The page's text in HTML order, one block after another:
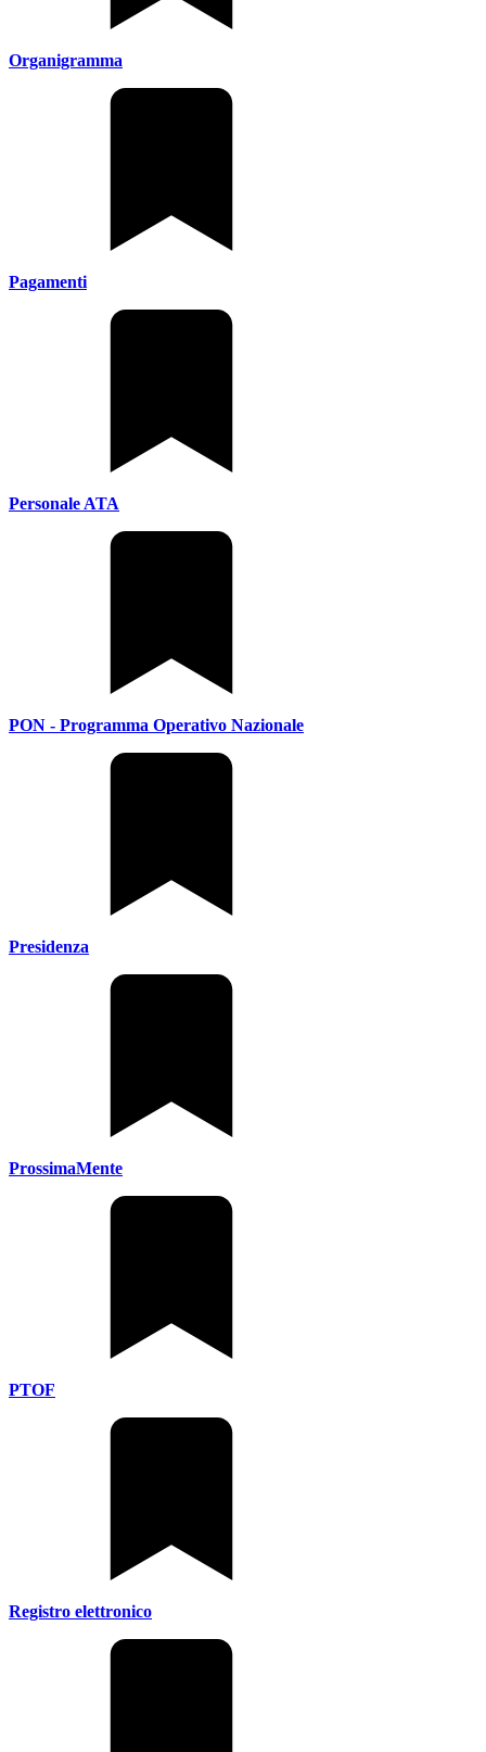
Organigramma
Pagamenti
Personale ATA
PON - Programma Operativo Nazionale
Presidenza
ProssimaMente
PTOF
Registro elettronico